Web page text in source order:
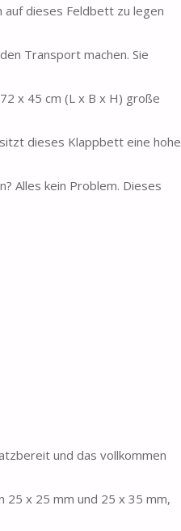
auf dieses Feldbett zu legen
Transport machen. Sie
x 45 cm (L x B x H) große
dieses Klappbett eine hohe
Alles kein Problem. Dieses
und das vollkommen
25 x 25 mm und 25 x 35 mm,